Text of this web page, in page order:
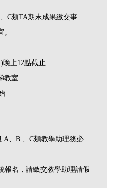
C類TA期末成果繳交事
晚上12點截止
教室
A、B 、C類教學助理務必
報名，請繳交教學助理請假